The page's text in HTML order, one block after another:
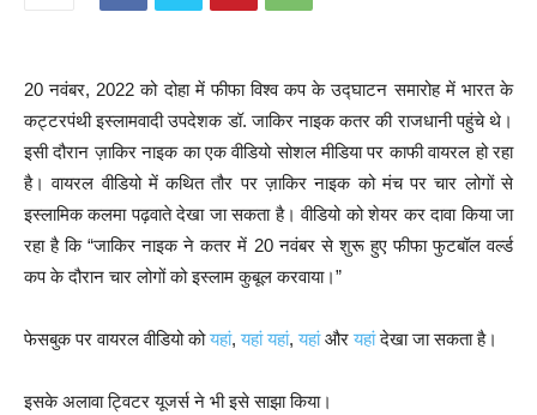
20 नवंबर, 2022 को दोहा में फीफा विश्व कप के उद्घाटन समारोह में भारत के
कट्टरपंथी इस्लामवादी उपदेशक डॉ. जाकिर नाइक कतर की राजधानी पहुंचे थे।
इसी दौरान ज़ाकिर नाइक का एक वीडियो सोशल मीडिया पर काफी वायरल हो रहा
है। वायरल वीडियो में कथित तौर पर ज़ाकिर नाइक को मंच पर चार लोगों से
इस्लामिक कलमा पढ़वाते देखा जा सकता है। वीडियो को शेयर कर दावा किया जा
रहा है कि “जाकिर नाइक ने कतर में 20 नवंबर से शुरू हुए फीफा फुटबॉल वर्ल्ड
कप के दौरान चार लोगों को इस्लाम कुबूल करवाया।”
फेसबुक पर वायरल वीडियो कोयहां,यहां यहां,यहांऔरयहांदेखा जा सकता है।
इसके अलावा ट्विटर यूजर्स ने भी इसे साझा किया।